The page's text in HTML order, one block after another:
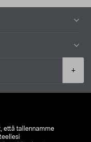
että tallennamme
+